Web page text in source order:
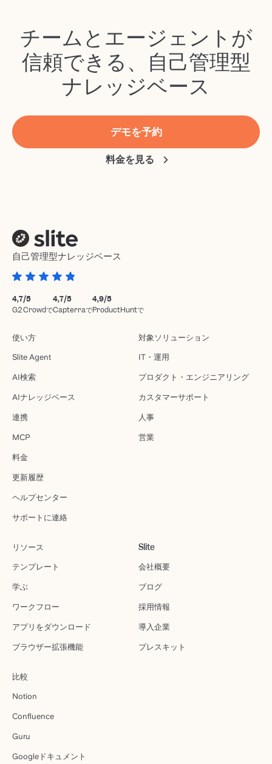
チームとエージェントが
信頼できる、自己管理型
ナレッジベース
デモを予約
料金を見る
自己管理型ナレッジベース
4,7/5
G2 Crowdで
4,7/5
Capterraで
4,9/5
ProductHuntで
使い方
Slite Agent
AI検索
AIナレッジベース
連携
MCP
料金
更新履歴
ヘルプセンター
サポートに連絡
対象ソリューション
IT・運用
プロダクト・エンジニアリング
カスタマーサポート
人事
営業
リソース
テンプレート
学ぶ
ワークフロー
アプリをダウンロード
ブラウザー拡張機能
Slite
会社概要
ブログ
採用情報
導入企業
プレスキット
比較
Notion
Confluence
Guru
Googleドキュメント